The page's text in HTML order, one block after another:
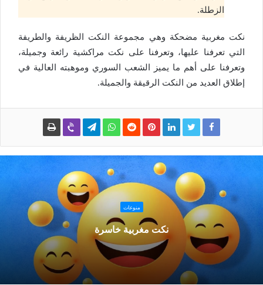
الزطلة.
نكت مغربية مضحكة وهي مجموعة النكت الظريفة والطريفة
التي تعرفنا عليها، وتعرفنا على نكت مراكشية رائعة وجميلة،
وتعرفنا على أهم ما يميز الشعب السوري وموهبته العالية في
إطلاق العديد من النكت الرقيقة والجميلة.
منوعات
نكت مغربية خاسرة